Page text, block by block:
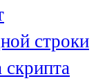
строки